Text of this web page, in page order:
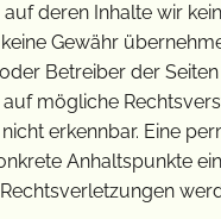
deren Inhalte wir
Gewähr
Betreiber der
mögliche
erkennbar. Eine
Anhaltspunkte